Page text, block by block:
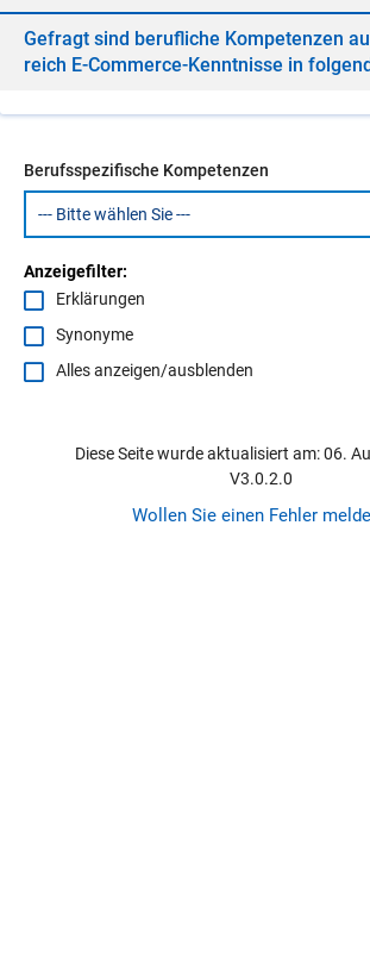
Ge­fragt sind be­ruf­li­che Kom­pe­ten­zen
reich E-Com­mer­ce-Kennt­nis­se in
Berufsspezifische Kompetenzen
Anzeigefilter:
Erklärungen
Synonyme
Alles anzeigen/ausblenden
Diese Seite wurde aktualisiert am: 06.
V3.0.2.0
Wollen Sie einen Fehler